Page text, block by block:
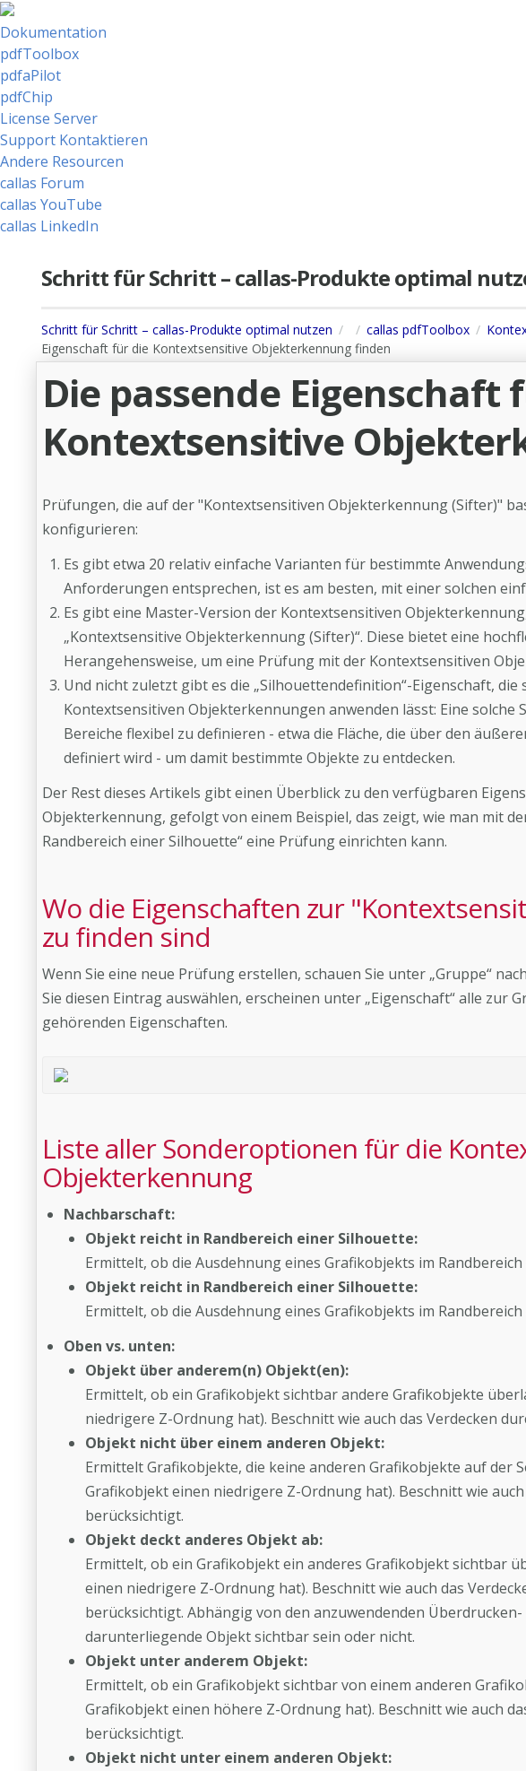
Dokumentation
pdfToolbox
pdfaPilot
pdfChip
License Server
Support Kontaktieren
Andere Resourcen
callas Forum
callas YouTube
callas LinkedIn
Schritt für Schritt – callas-Produkte optimal
Schritt für Schritt – callas-Produkte optimal nutzen callas pdfToolbox
Eigenschaft für die Kontextsensitive Objekterkennung finden
Die passende Eigenschaft
Kontextsensitive
Prüfungen, die auf der "Kontextsensitiven Objekterkennung (Sifter)"
konfigurieren:
Es gibt etwa 20 relativ einfache Varianten für bestimmte
Anforderungen entsprechen, ist es am besten, mit einer solchen
Es gibt eine Master-Version der Kontextsensitiven
„Kontextsensitive Objekterkennung (Sifter)“. Diese bietet eine
Herangehensweise, um eine Prüfung mit der Kontextsensitiven
Und nicht zuletzt gibt es die „Silhouettendefinition“-Eigenschaft,
Kontextsensitiven Objekterkennungen anwenden lässt: Eine solche
Bereiche flexibel zu definieren - etwa die Fläche, die über den
definiert wird - um damit bestimmte Objekte zu entdecken.
Der Rest dieses Artikels gibt einen Überblick zu den verfügbaren
Objekterkennung, gefolgt von einem Beispiel, das zeigt, wie man mit
Randbereich einer Silhouette“ eine Prüfung einrichten kann.
Wo die Eigenschaften zur
zu finden sind
Wenn Sie eine neue Prüfung erstellen, schauen Sie unter „Gruppe“
Sie diesen Eintrag auswählen, erscheinen unter „Eigenschaft“ alle zur
gehörenden Eigenschaften.
Liste aller Sonderoptionen für die
Objekterkennung
Nachbarschaft:
Objekt reicht in Randbereich einer Silhouette:
Ermittelt, ob die Ausdehnung eines Grafikobjekts im
Objekt reicht in Randbereich einer Silhouette:
Ermittelt, ob die Ausdehnung eines Grafikobjekts im
Oben vs. unten:
Objekt über anderem(n) Objekt(en):
Ermittelt, ob ein Grafikobjekt sichtbar andere Grafikobjekte
niedrigere Z-Ordnung hat). Beschnitt wie auch das Verdecken
Objekt nicht über einem anderen Objekt:
Ermittelt Grafikobjekte, die keine anderen Grafikobjekte auf der
Grafikobjekt einen niedrigere Z-Ordnung hat). Beschnitt wie
berücksichtigt.
Objekt deckt anderes Objekt ab:
Ermittelt, ob ein Grafikobjekt ein anderes Grafikobjekt sichtbar
einen niedrigere Z-Ordnung hat). Beschnitt wie auch das
berücksichtigt. Abhängig von den anzuwendenden
darunterliegende Objekt sichtbar sein oder nicht.
Objekt unter anderem Objekt:
Ermittelt, ob ein Grafikobjekt sichtbar von einem anderen
Grafikobjekt einen höhere Z-Ordnung hat). Beschnitt wie auch
berücksichtigt.
Objekt nicht unter einem anderen Objekt: